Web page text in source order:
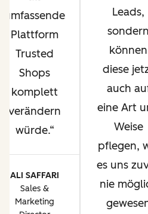
umfassende
Plattform
Trusted
Shops
komplett
verändern
würde.
ALI SAFFARI
Sales &
Marketing
Leads,
sondern
können
diese
auch
eine Art
Weise
pflegen,
es uns
nie